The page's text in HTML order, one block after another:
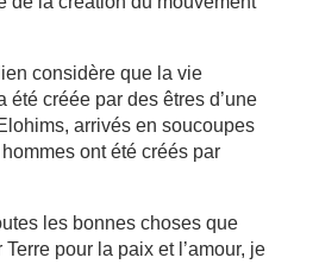
considère que la vie
été créée par des êtres d’une
arrivés en soucoupes
ont été créés par
les bonnes choses que
pour la paix et l’amour, je